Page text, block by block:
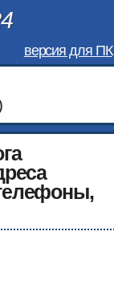
версия для ПК